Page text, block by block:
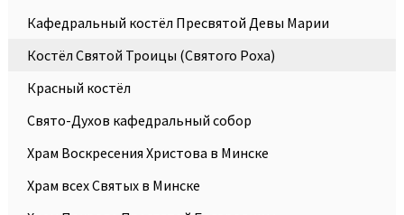
Кафедральный костёл Пресвятой Девы Марии
Костёл Святой Троицы (Святого Роха)
Красный костёл
Свято-Духов кафедральный собор
Храм Воскресения Христова в Минске
Храм всех Святых в Минске